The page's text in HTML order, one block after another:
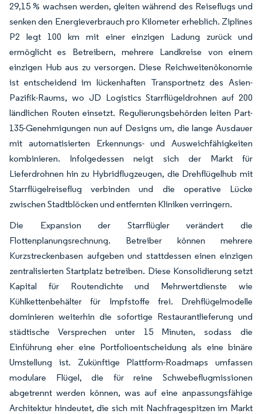
29,15 % wachsen werden, gleiten während des Reiseflugs und
senken den Energieverbrauch pro Kilometer erheblich. Ziplines
P2 legt 100 km mit einer einzigen Ladung zurück und
ermöglicht es Betreibern, mehrere Landkreise von einem
einzigen Hub aus zu versorgen. Diese Reichweitenökonomie
ist entscheidend im lückenhaften Transportnetz des Asien-
Pazifik-Raums, wo JD Logistics Starrflügeldrohnen auf 200
ländlichen Routen einsetzt. Regulierungsbehörden leiten Part-
135-Genehmigungen nun auf Designs um, die lange Ausdauer
mit automatisierten Erkennungs- und Ausweichfähigkeiten
kombinieren. Infolgedessen neigt sich der Markt für
Lieferdrohnen hin zu Hybridflugzeugen, die Drehflügelhub mit
Starrflügelreiseflug verbinden und die operative Lücke
zwischen Stadtblöcken und entfernten Kliniken verringern.
Die Expansion der Starrflügler verändert die
Flottenplanungsrechnung. Betreiber können mehrere
Kurzstreckenbasen aufgeben und stattdessen einen einzigen
zentralisierten Startplatz betreiben. Diese Konsolidierung setzt
Kapital für Routendichte und Mehrwertdienste wie
Kühlkettenbehälter für Impfstoffe frei. Drehflügelmodelle
dominieren weiterhin die sofortige Restaurantlieferung und
städtische Versprechen unter 15 Minuten, sodass die
Einführung eher eine Portfolioentscheidung als eine binäre
Umstellung ist. Zukünftige Plattform-Roadmaps umfassen
modulare Flügel, die für reine Schwebeflugmissionen
abgetrennt werden können, was auf eine anpassungsfähige
Architektur hindeutet, die sich mit Nachfragespitzen im Markt